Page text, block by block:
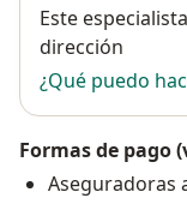
Disponibilidad
Este
dirección
¿Qué puedo
Formas de pago
Aseguradoras